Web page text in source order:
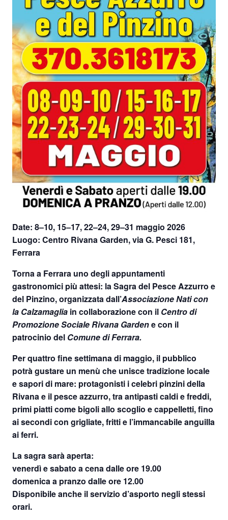
Date: 8–10, 15–17, 22–24, 29–31 maggio 2026
Luogo: Centro Rivana Garden, via G. Pesci 181,
Ferrara
Torna a Ferrara uno degli appuntamenti
gastronomici più attesi: la Sagra del Pesce Azzurro e
del Pinzino, organizzata dall’Associazione Nati con
la Calzamaglia in collaborazione con il Centro di
Promozione Sociale Rivana Gardene con il
patrocinio del Comune di Ferrara.
Per quattro fine settimana di maggio, il pubblico
potrà gustare un menù che unisce tradizione locale
e sapori di mare: protagonisti i celebri pinzini della
Rivana e il pesce azzurro, tra antipasti caldi e freddi,
primi piatti come bigoli allo scoglio e cappelletti, fino
ai secondi con grigliate, fritti e l’immancabile anguilla
ai ferri.
La sagra sarà aperta:
venerdì e sabato a cena dalle ore 19.00
domenica a pranzo dalle ore 12.00
Disponibile anche il servizio d’asporto negli stessi
orari.